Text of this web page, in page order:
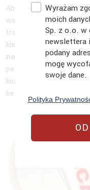
Aby nasza cała
wszystkim, aby
transportu, należy go
klejącą.
Właściwie
naszej paczce
pewności warto okleić
kosztowne zużycie
bezpieczeństwa.
ZgodaWyrażam
moich
Sp. z o.o. w
newslettera
podany
mogę
swoje dane.
Polityka